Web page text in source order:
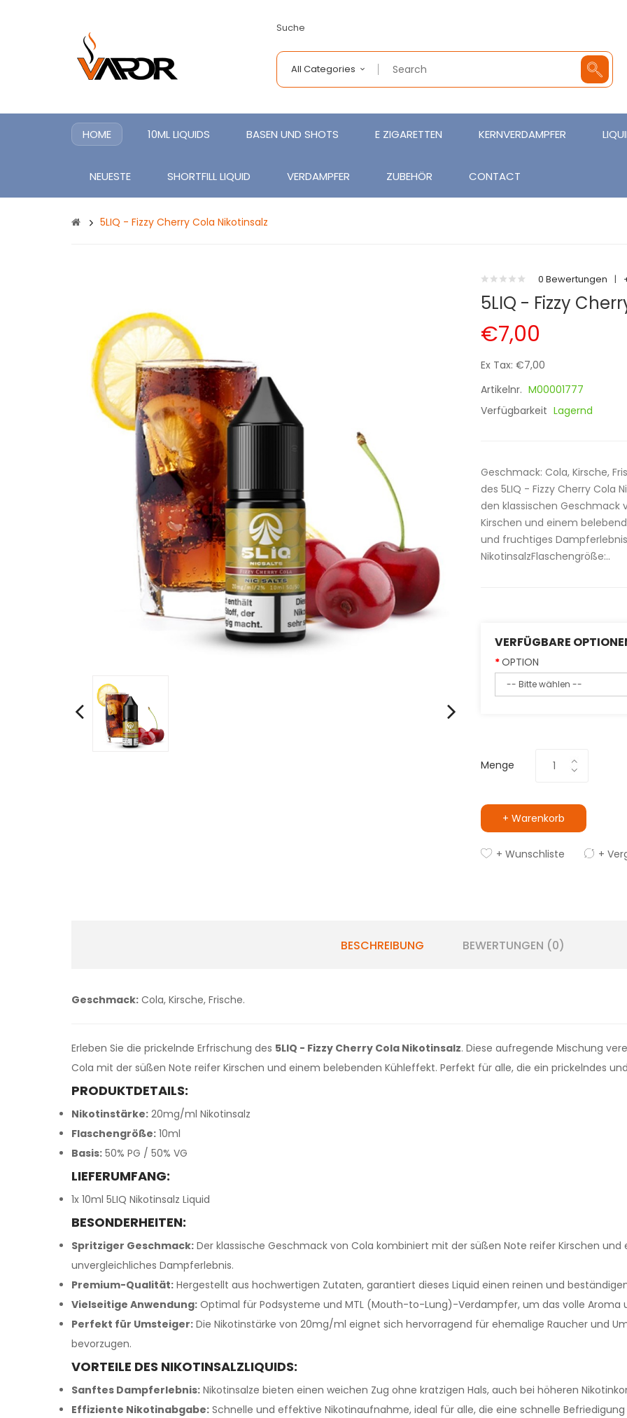
Suche
All Categories
HOME 10ML LIQUIDS BASEN UND SHOTS E ZIGARETTEN KERNVERDAMPFER
NEUESTE SHORTFILL LIQUID VERDAMPFER ZUBEHÖR CONTACT
5LIQ - Fizzy Cherry Cola Nikotinsalz
0 Bewertungen |
5LIQ - Fizzy
€7,00
Ex Tax: €7,00
Artikelnr. M00001777
Verfügbarkeit Lagernd
Geschmack: Cola, Kirsche,
des 5LIQ - Fizzy Cherry Cola
den klassischen Geschmack
Kirschen und einem
und fruchtiges
NikotinsalzFlaschengröße:..
VERFÜGBARE
OPTION
Menge
+ Warenkorb
+ Wunschliste +
BESCHREIBUNG BEWERTUNGEN (0)
Geschmack: Cola, Kirsche, Frische.
Erleben Sie die prickelnde Erfrischung des 5LIQ - Fizzy Cherry Cola Nikotinsalz. Diese aufregende Mischung
Cola mit der süßen Note reifer Kirschen und einem belebenden Kühleffekt. Perfekt für alle, die ein prickelndes
PRODUKTDETAILS:
Nikotinstärke: 20mg/ml Nikotinsalz
Flaschengröße: 10ml
Basis: 50% PG / 50% VG
LIEFERUMFANG:
1x 10ml 5LIQ Nikotinsalz Liquid
BESONDERHEITEN:
Spritziger Geschmack: Der klassische Geschmack von Cola kombiniert mit der süßen Note reifer Kirschen
unvergleichliches Dampferlebnis.
Premium-Qualität: Hergestellt aus hochwertigen Zutaten, garantiert dieses Liquid einen reinen und
Vielseitige Anwendung: Optimal für Podsysteme und MTL (Mouth-to-Lung)-Verdampfer, um das volle Aroma
Perfekt für Umsteiger: Die Nikotinstärke von 20mg/ml eignet sich hervorragend für ehemalige Raucher und
bevorzugen.
VORTEILE DES NIKOTINSALZLIQUIDS:
Sanftes Dampferlebnis: Nikotinsalze bieten einen weichen Zug ohne kratzigen Hals, auch bei höheren
Effiziente Nikotinabgabe: Schnelle und effektive Nikotinaufnahme, ideal für alle, die eine schnelle